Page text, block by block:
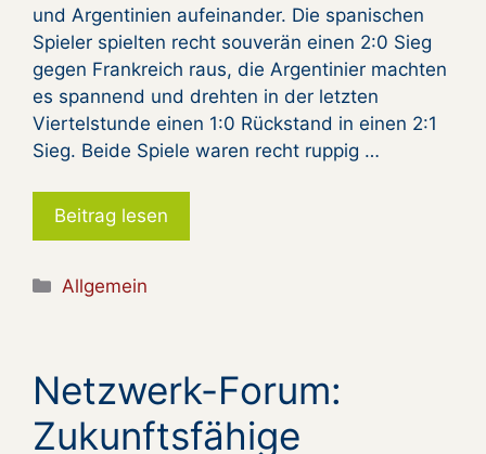
und Argentinien aufeinander. Die spanischen
Spieler spielten recht souverän einen 2:0 Sieg
gegen Frankreich raus, die Argentinier machten
es spannend und drehten in der letzten
Viertelstunde einen 1:0 Rückstand in einen 2:1
Sieg. Beide Spiele waren recht ruppig …
Beitrag lesen
Kategorien
Allgemein
Netzwerk-Forum:
Zukunftsfähige